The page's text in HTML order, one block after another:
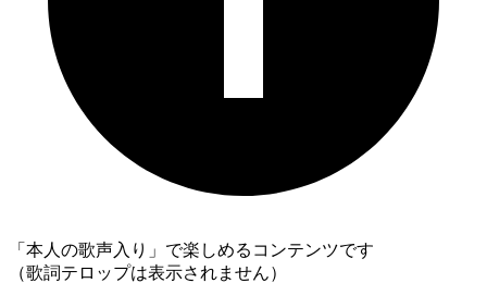
「本人の歌声入り」で楽しめるコンテンツです
（歌詞テロップは表示されません）